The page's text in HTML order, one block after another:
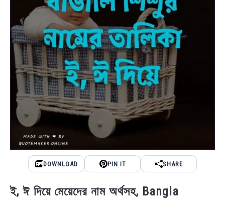
DOWNLOAD PIN IT SHARE
ই, ঈ দিয়ে মেয়েদের নাম অর্থসহ, Bangla